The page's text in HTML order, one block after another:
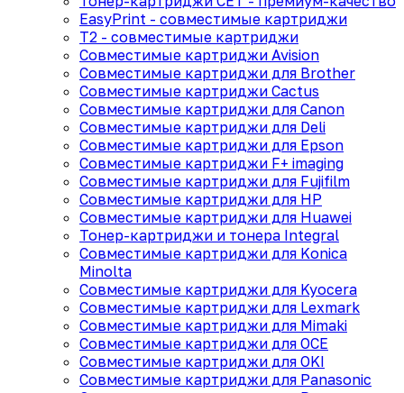
EasyPrint - cовместимые картриджи
T2 - совместимые картриджи
Совместимые картриджи Avision
Совместимые картриджи для Brother
Совместимые картриджи Cactus
Совместимые картриджи для Canon
Совместимые картриджи для Deli
Совместимые картриджи для Epson
Совместимые картриджи F+ imaging
Совместимые картриджи для Fujifilm
Совместимые картриджи для HP
Совместимые картриджи для Huawei
Тонер-картриджи и тонера Integral
Совместимые картриджи для Konica
Minolta
Совместимые картриджи для Kyocera
Совместимые картриджи для Lexmark
Совместимые картриджи для Mimaki
Совместимые картриджи для OCE
Совместимые картриджи для OKI
Совместимые картриджи для Panasonic